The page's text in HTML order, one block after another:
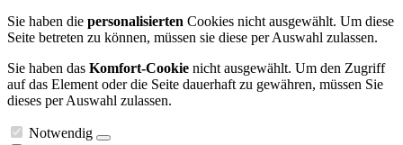
Sie haben die personalisierten Cookies nicht ausgewählt. Um diese
Seite betreten zu können, müssen sie diese per Auswahl zulassen.
Sie haben das Komfort-Cookie nicht ausgewählt. Um den Zugriff
auf das Element oder die Seite dauerhaft zu gewähren, müssen Sie
dieses per Auswahl zulassen.
Notwendig